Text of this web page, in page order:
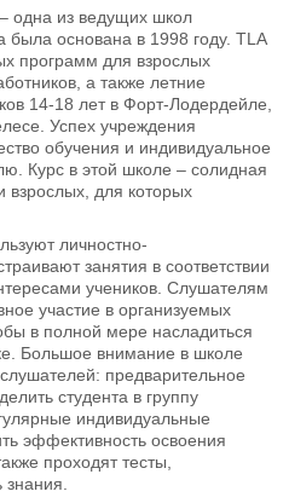
одна из ведущих школ
основана в 1998 году. TLA
программ для взрослых
а также летние
14-18 лет в Форт-Лодердейле,
Успех учреждения
обучения и индивидуальное
Курс в этой школе – солидная
взрослых, для которых
личностно-
занятия в соответствии
учеников. Слушателям
участие в организуемых
в полной мере насладиться
Большое внимание в школе
предварительное
студента в группу
индивидуальные
эффективность освоения
проходят тесты,